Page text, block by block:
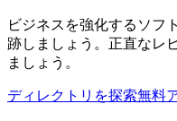
ビジネスを強化するソフ
跡しましょう。正直なレ
ましょう。
ディレクトリを探索無料